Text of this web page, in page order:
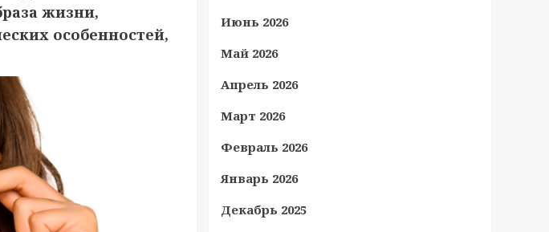
жизни,
особенностей,
Июнь 2026
Май 2026
Апрель 2026
Март 2026
Февраль 2026
Январь 2026
Декабрь 2025